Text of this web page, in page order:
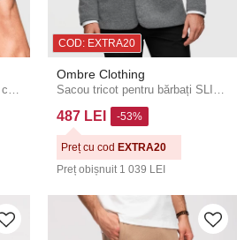
Tricou bărbătesc din bumbac cu glugă - negru V9 OM-TSCT-0256 Ombre Clothing
COD: EXTRA20
Ombre Clothing
Sacou tricot pentru bărbați SLIM FIT - gri deschis V2 M170 Ombre Clothing
487 LEI
Preț obișnuit 1 039 LEI
-53%
Preț cu cod EXTRA20